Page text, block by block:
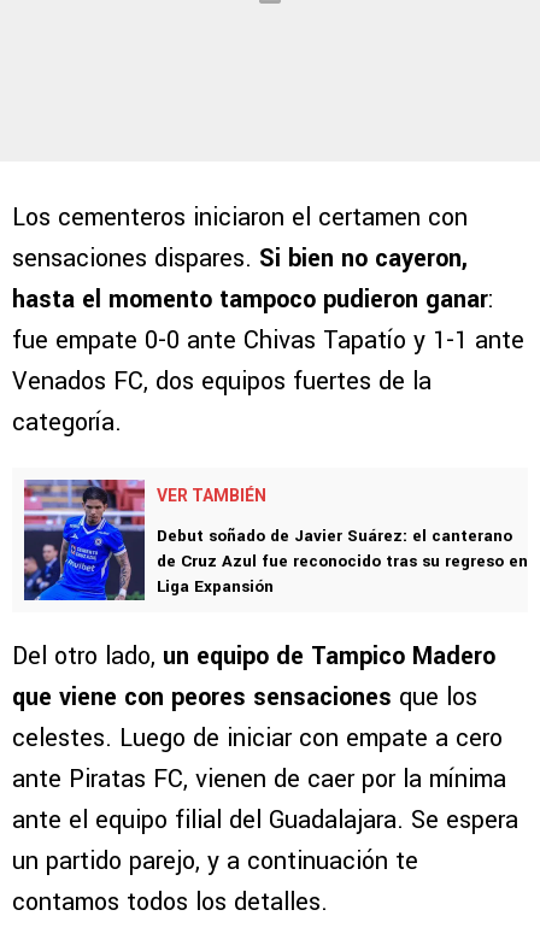
Los cementeros iniciaron el certamen con
sensaciones dispares. Si bien no cayeron,
hasta el momento tampoco pudieron ganar:
fue empate 0-0 ante Chivas Tapatío y 1-1 ante
Venados FC, dos equipos fuertes de la
categoría.
VER TAMBIÉN
Debut soñado de Javier Suárez: el canterano
de Cruz Azul fue reconocido tras su regreso en
Liga Expansión
Del otro lado, un equipo de Tampico Madero
que viene con peores sensaciones que los
celestes. Luego de iniciar con empate a cero
ante Piratas FC, vienen de caer por la mínima
ante el equipo filial del Guadalajara. Se espera
un partido parejo, y a continuación te
contamos todos los detalles.